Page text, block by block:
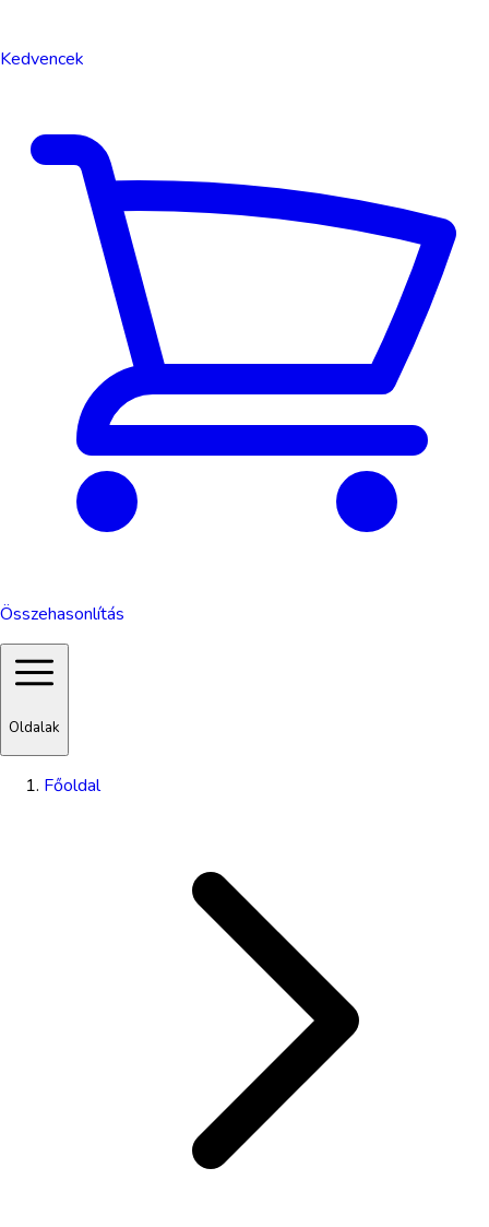
Kedvencek
Összehasonlítás
Oldalak
Főoldal